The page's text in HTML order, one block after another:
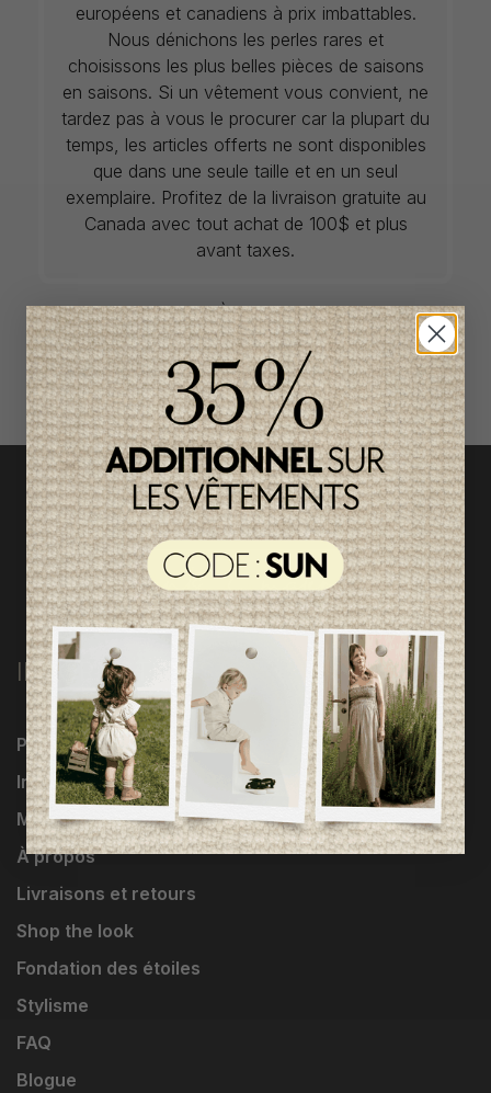
européens et canadiens à prix imbattables.
Nous dénichons les perles rares et
choisissons les plus belles pièces de saisons
en saisons. Si un vêtement vous convient, ne
tardez pas à vous le procurer car la plupart du
temps, les articles offerts ne sont disponibles
que dans une seule taille et en un seul
exemplaire. Profitez de la livraison gratuite au
Canada avec tout achat de 100$ et plus
avant taxes.
ACCÈS RAPIDE
magasinez par catégorie
INFORMATIONS
Programme Loyauté
Influenceuses
Marques
À propos
Livraisons et retours
Shop the look
Fondation des étoiles
Stylisme
FAQ
Blogue